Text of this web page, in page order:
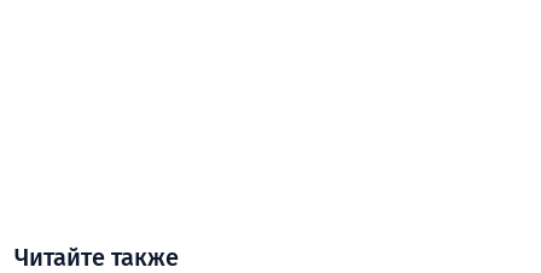
Читайте также